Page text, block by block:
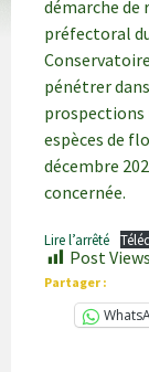
démarche de
préfectoral
pénétrer
espèces de
décembre
concernée.
Lire l’arrêté
Post
Partager :